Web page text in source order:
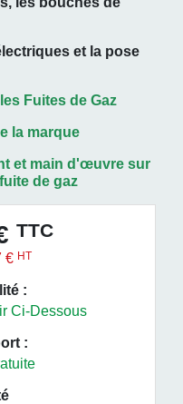
et la pose
Fuites de Gaz
la marque
et main d'œuvresur
de gaz
TTC
€ HT
:
Ci-Dessous
: